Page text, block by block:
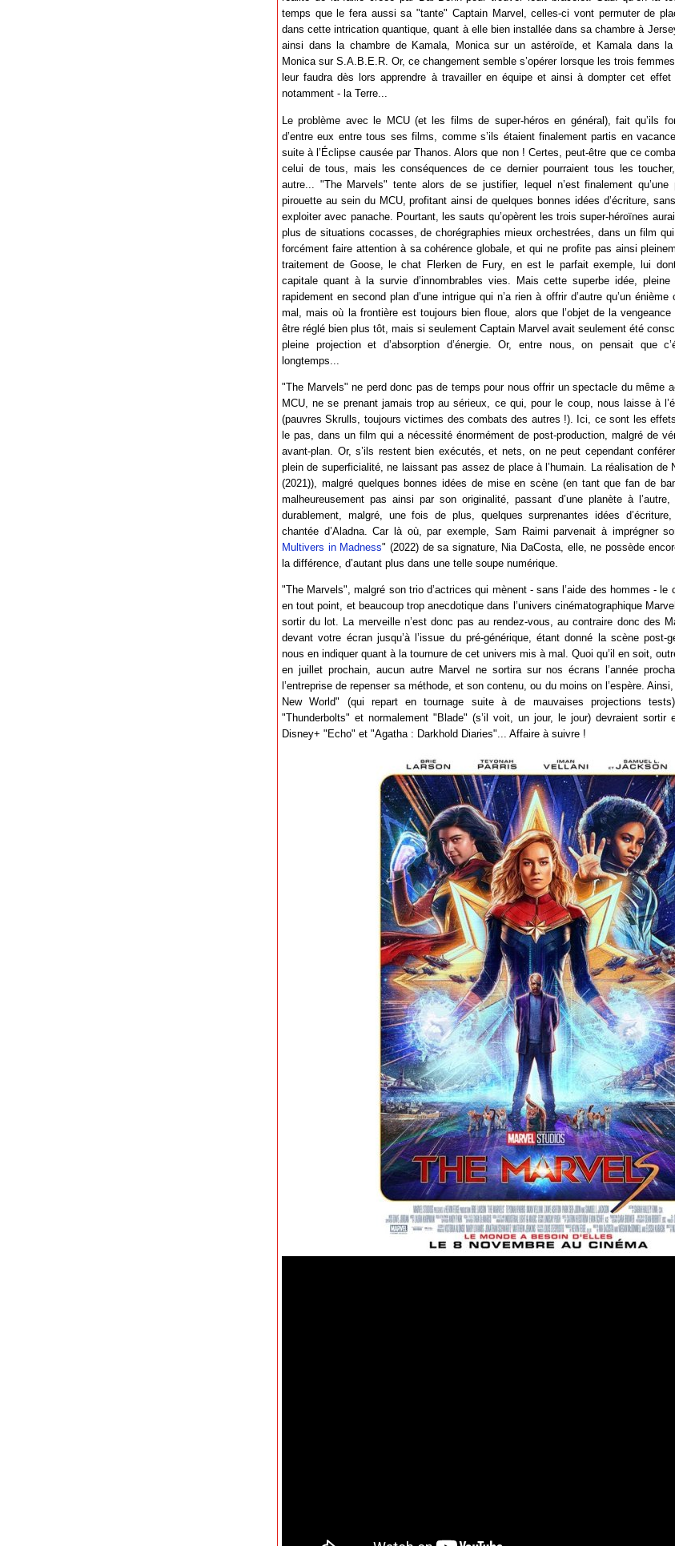
temps que le fera aussi sa "tante" Captain Marvel, celles-ci vont permuter de
dans cette intrication quantique, quant à elle bien installée dans sa chambre à
ainsi dans la chambre de Kamala, Monica sur un astéroïde, et Kamala dans
Monica sur S.A.B.E.R. Or, ce changement semble s’opérer lorsque les trois
leur faudra dès lors apprendre à travailler en équipe et ainsi à dompter cet effet
notamment - la Terre...
Le problème avec le MCU (et les films de super-héros en général), fait qu’ils
d’entre eux entre tous ses films, comme s’ils étaient finalement partis en
suite à l’Éclipse causée par Thanos. Alors que non ! Certes, peut-être que ce
celui de tous, mais les conséquences de ce dernier pourraient tous les toucher,
autre... "The Marvels" tente alors de se justifier, lequel n’est finalement
pirouette au sein du MCU, profitant ainsi de quelques bonnes idées d’écriture,
exploiter avec panache. Pourtant, les sauts qu’opèrent les trois super-héroïnes
plus de situations cocasses, de chorégraphies mieux orchestrées, dans un film
forcément faire attention à sa cohérence globale, et qui ne profite pas ainsi
traitement de Goose, le chat Flerken de Fury, en est le parfait exemple, lui
capitale quant à la survie d’innombrables vies. Mais cette superbe idée,
rapidement en second plan d’une intrigue qui n’a rien à offrir d’autre qu’un
mal, mais où la frontière est toujours bien floue, alors que l’objet de la vengeance
être réglé bien plus tôt, mais si seulement Captain Marvel avait seulement été
pleine projection et d’absorption d’énergie. Or, entre nous, on pensait que
longtemps...
"The Marvels" ne perd donc pas de temps pour nous offrir un spectacle du même
MCU, ne se prenant jamais trop au sérieux, ce qui, pour le coup, nous laisse à
(pauvres Skrulls, toujours victimes des combats des autres !). Ici, ce sont les
le pas, dans un film qui a nécessité énormément de post-production, malgré de
avant-plan. Or, s’ils restent bien exécutés, et nets, on ne peut cependant
plein de superficialité, ne laissant pas assez de place à l’humain. La réalisation de
(2021)), malgré quelques bonnes idées de mise en scène (en tant que fan de
malheureusement pas ainsi par son originalité, passant d’une planète à
durablement, malgré, une fois de plus, quelques surprenantes idées
chantée d’Aladna. Car là où, par exemple, Sam Raimi parvenait à imprégner
Multivers in Madness" (2022) de sa signature, Nia DaCosta, elle, ne possède
la différence, d’autant plus dans une telle soupe numérique.
"The Marvels", malgré son trio d’actrices qui mènent - sans l’aide des hommes - le
en tout point, et beaucoup trop anecdotique dans l’univers cinématographique
sortir du lot. La merveille n’est donc pas au rendez-vous, au contraire donc des
devant votre écran jusqu’à l’issue du pré-générique, étant donné la scène post-
nous en indiquer quant à la tournure de cet univers mis à mal. Quoi qu’il en soit,
en juillet prochain, aucun autre Marvel ne sortira sur nos écrans l’année
l’entreprise de repenser sa méthode, et son contenu, ou du moins on l’espère.
New World" (qui repart en tournage suite à de mauvaises projections
"Thunderbolts" et normalement "Blade" (s’il voit, un jour, le jour) devraient sortir
Disney+ "Echo" et "Agatha : Darkhold Diaries"... Affaire à suivre !